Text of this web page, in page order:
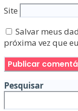
Site
Salvar meus
próxima vez que
Pesquisar